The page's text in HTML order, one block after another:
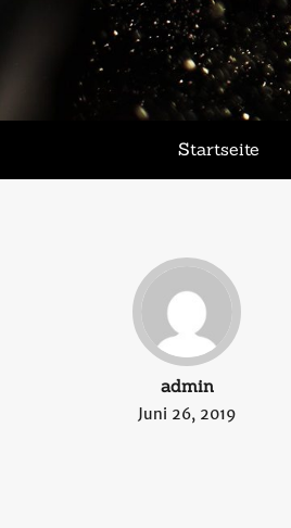
Startseite
admin
Juni 26, 2019